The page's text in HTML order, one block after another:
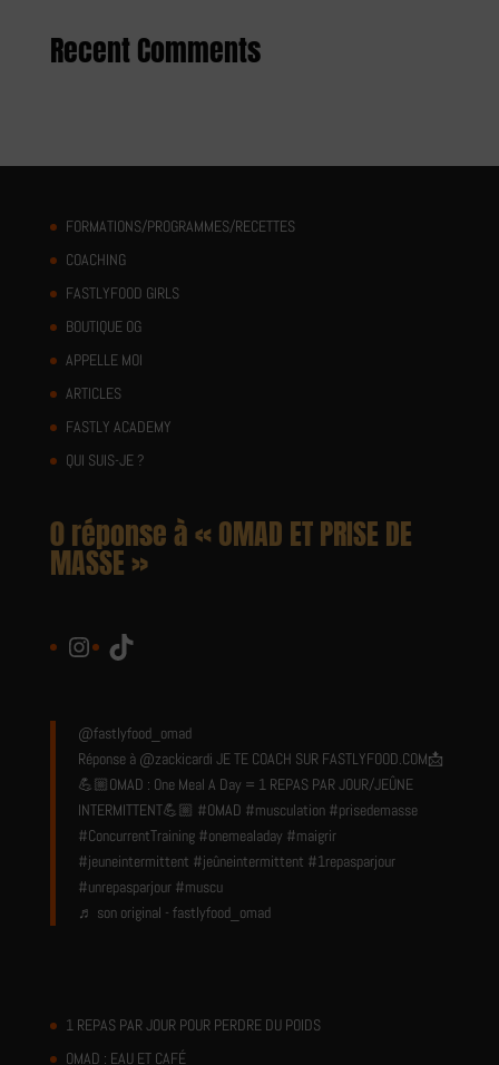
Recent Comments
FORMATIONS/PROGRAMMES/RECETTES
COACHING
FASTLYFOOD GIRLS
BOUTIQUE OG
APPELLE MOI
ARTICLES
FASTLY ACADEMY
QUI SUIS-JE ?
0 réponse à « OMAD ET PRISE DE
MASSE »
Instagram TikTok
@fastlyfood_omad
Réponse à @zackicardi JE TE COACH SUR FASTLYFOOD.COM📩
💪🏼OMAD : One Meal A Day = 1 REPAS PAR JOUR/JEÛNE
INTERMITTENT💪🏼 #OMAD #musculation #prisedemasse
#ConcurrentTraining #onemealaday #maigrir
#jeuneintermittent #jeûneintermittent #1repasparjour
#unrepasparjour #muscu
♬ son original - fastlyfood_omad
1 REPAS PAR JOUR POUR PERDRE DU POIDS
OMAD : EAU ET CAFÉ